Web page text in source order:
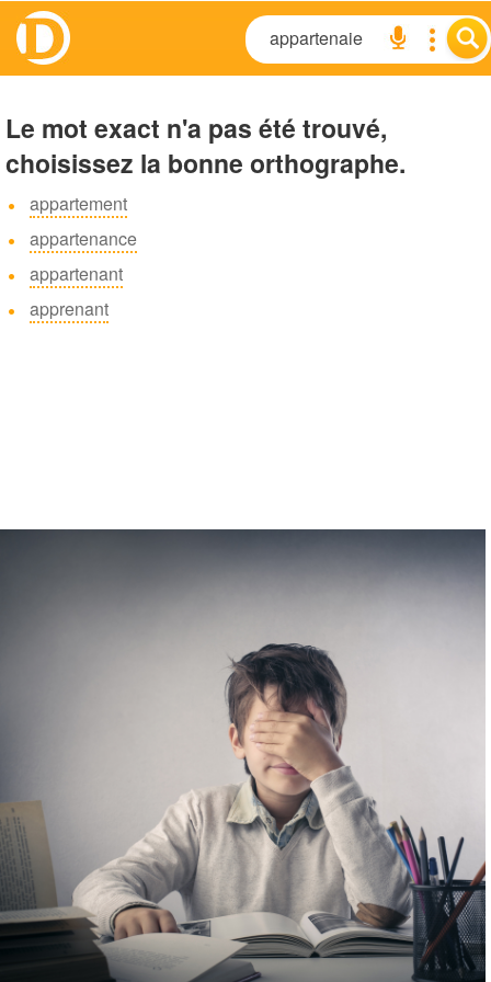
Le mot exact n'a pas été trouvé,
choisissez la bonne orthographe.
appartement
appartenance
appartenant
apprenant